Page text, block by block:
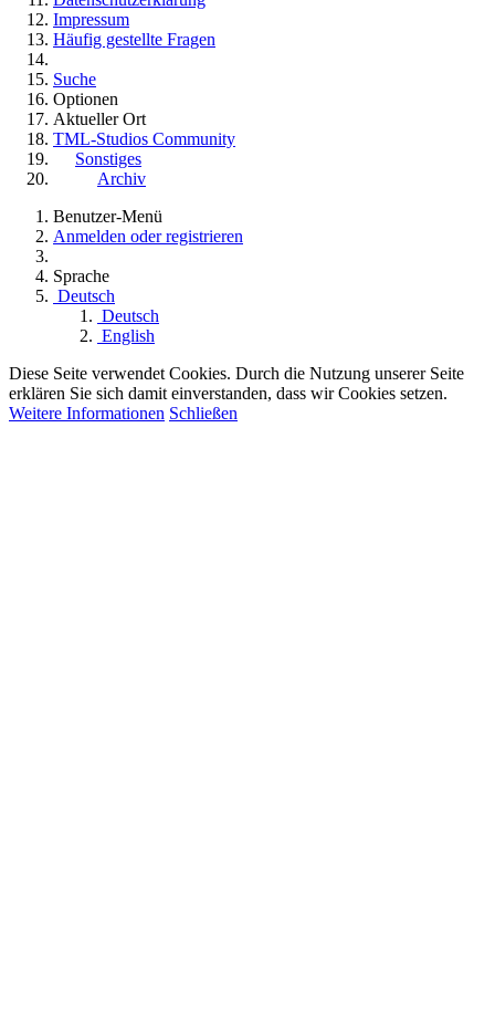
Impressum
Häufig gestellte Fragen
Suche
Optionen
Aktueller Ort
TML-Studios Community
Sonstiges
Archiv
Benutzer-Menü
Anmelden oder registrieren
Sprache
Deutsch
Deutsch
English
Diese Seite verwendet Cookies. Durch die Nutzung unserer Seite
erklären Sie sich damit einverstanden, dass wir Cookies setzen.
Weitere Informationen Schließen